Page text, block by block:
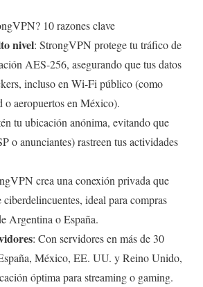
10 razones clave
nivel: StrongVPN protege tu tráfico de
AES-256, asegurando que tus datos
incluso en Wi-Fi público (como
o aeropuertos en México).
tu ubicación anónima, evitando que
o anunciantes) rastreen tus actividades
crea una conexión privada que
ciberdelincuentes, ideal para compras
Argentina o España.
: Con servidores en más de 30
México, EE. UU. y Reino Unido,
óptima para streaming o gaming.